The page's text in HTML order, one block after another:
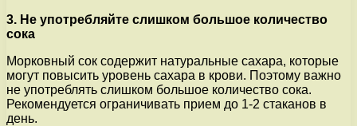
3. Не употребляйте слишком большое количество
сока
Морковный сок содержит натуральные сахара, которые
могут повысить уровень сахара в крови. Поэтому важно
не употреблять слишком большое количество сока.
Рекомендуется ограничивать прием до 1-2 стаканов в
день.